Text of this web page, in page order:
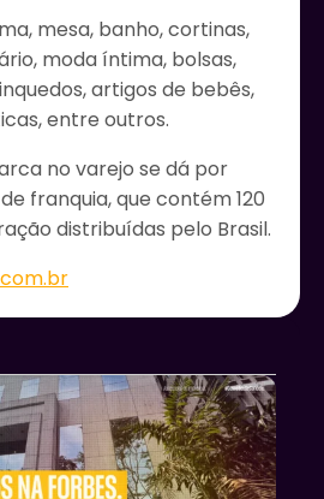
mesa, banho, cortinas,
moda íntima, bolsas,
artigos de bebês,
entre outros.
no varejo se dá por
franquia, que contém 120
distribuídas pelo Brasil.